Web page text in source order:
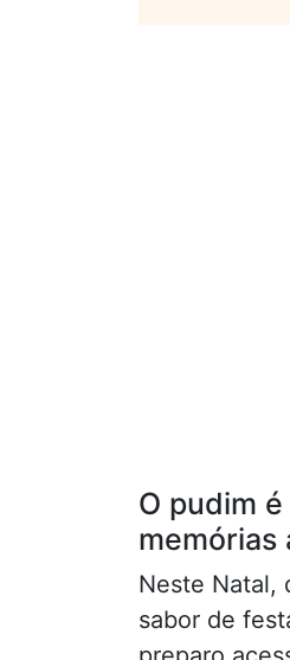
O pudim
memórias
Neste Natal,
sabor de